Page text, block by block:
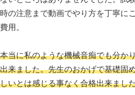
時の注意まで動画でやり方を丁寧に
費用。
本当に私のような機械音痴でも分か
出来ました。先生のおかげで基礎固
しいとは感じる事なく合格出来まし